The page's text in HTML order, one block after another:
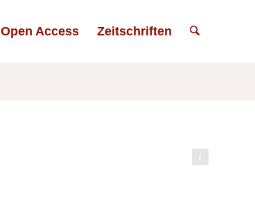
Open Access Zeitschriften